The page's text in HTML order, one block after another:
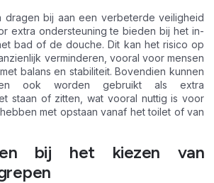
dragen bij aan een verbeterde veiligheid
extra ondersteuning te bieden bij het in-
bad of de douche. Dit kan het risico op
verminderen, vooral voor mensen
balans en stabiliteit. Bovendien kunnen
ook worden gebruikt als extra
staan of zitten, wat vooral nuttig is voor
met opstaan vanaf het toilet of van
bij het kiezen van